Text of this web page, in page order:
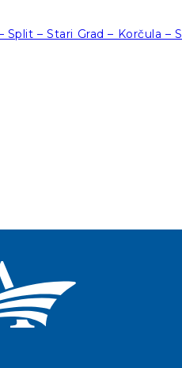
– Stari Grad – Korčula –